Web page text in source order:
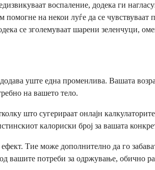
воспаление, додека ги
на некои луѓе да се чувствуваат
се зголемуваат шарени зеленчуци,
уште една променлива. Вашата
на вашето тело.
што сугерираат онлајн
калориски број за вашата
Тие може дополнително да го
вашите потреби за одржување, обично